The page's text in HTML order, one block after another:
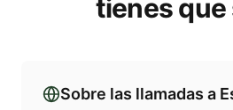
tienes que
Sobre las llamadas a